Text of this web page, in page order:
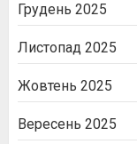
Грудень 2025
Листопад 2025
Жовтень 2025
Вересень 2025